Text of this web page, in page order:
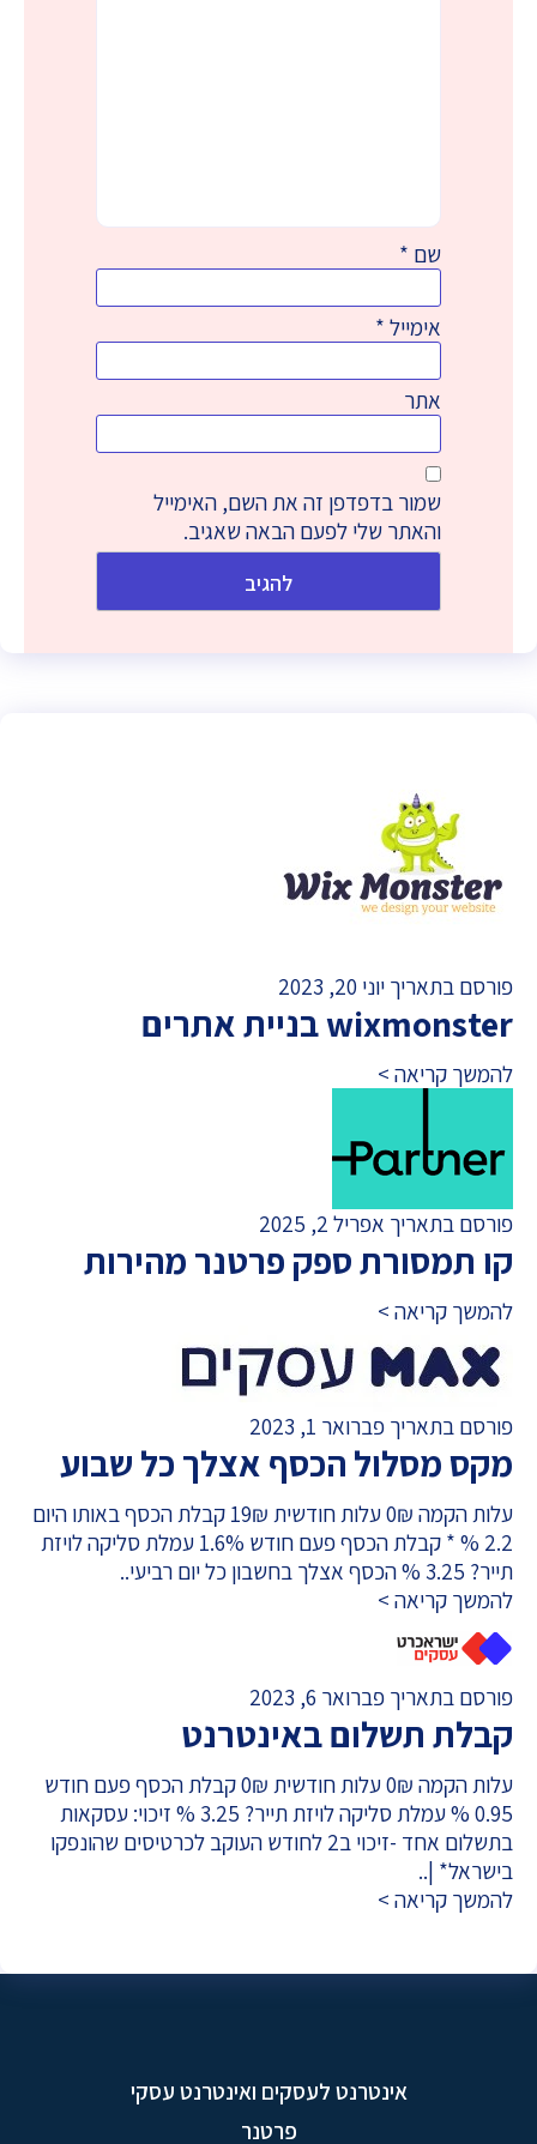
שם*
אימייל*
אתר
שמור בדפדפן זה את השם, האימייל
והאתר שלי לפעם הבאה שאגיב.
פורסם בתאריך יוני 20, 2023
wixmonster בניית אתרים
להמשך קריאה >
פורסם בתאריך אפריל 2, 2025
קו תמסורת ספק פרטנר מהירות
להמשך קריאה >
פורסם בתאריך פברואר 1, 2023
מקס מסלול הכסף אצלך כל שבוע
עלות הקמה 0₪ עלות חודשית 19₪ קבלת הכסף באותו היום
2.2 % * קבלת הכסף פעם חודש 1.6% עמלת סליקה לויזת
תייר? 3.25 % הכסף אצלך בחשבון כל יום רביעי..
להמשך קריאה >
פורסם בתאריך פברואר 6, 2023
קבלת תשלום באינטרנט
עלות הקמה 0₪ עלות חודשית 0₪ קבלת הכסף פעם חודש
0.95 % עמלת סליקה לויזת תייר? 3.25 % זיכוי: עסקאות
בתשלום אחד -זיכוי ב2 לחודש העוקב לכרטיסים שהונפקו
בישראל* |..
להמשך קריאה >
אינטרנט לעסקים ואינטרנט עסקי
פרטנר